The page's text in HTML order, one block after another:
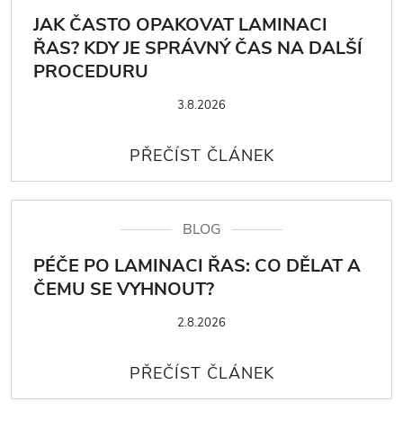
JAK ČASTO OPAKOVAT LAMINACI
ŘAS? KDY JE SPRÁVNÝ ČAS NA DALŠÍ
PROCEDURU
3.8.2026
BLOG
PÉČE PO LAMINACI ŘAS: CO DĚLAT A
ČEMU SE VYHNOUT?
2.8.2026